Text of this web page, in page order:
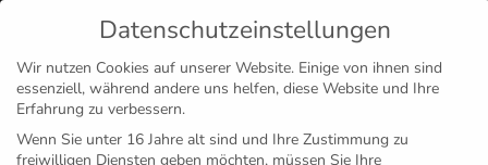
MENÜ
Disclaimer Impressum Datenschutz
Datenschutzeinstellungen
Wir nutzen Cookies auf unserer Website. Einige von ihnen sind
essenziell, während andere uns helfen, diese Website und Ihre
Erfahrung zu verbessern.
Wenn Sie unter 16 Jahre alt sind und Ihre Zustimmung zu
freiwilligen Diensten geben möchten, müssen Sie Ihre